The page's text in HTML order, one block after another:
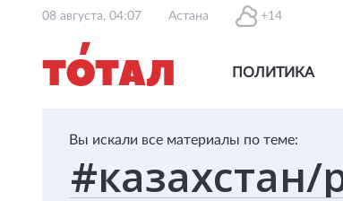
08 августа, 04:07 Астана +14
ПОЛИТИКА
Вы искали все материалы по теме: